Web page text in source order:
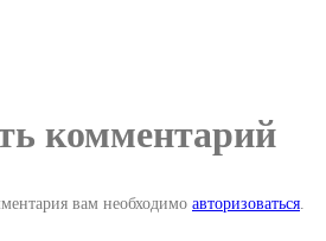
комментарий
вам необходимо авторизоваться